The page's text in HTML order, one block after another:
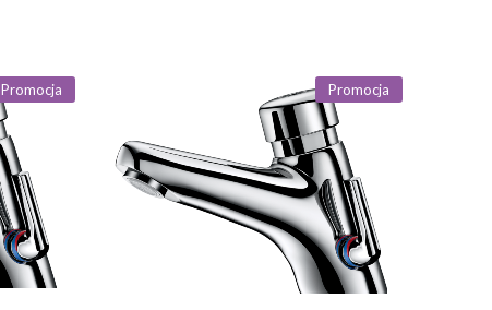
Promocja Promocja